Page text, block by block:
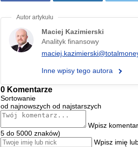
Maciej Kazimierski
Analityk finansowy
Inne wpisy tego autora
0 Komentarze
Sortowanie
od najnowszych od najstarszych
Wpisz
5 do 5000 znaków)
Wpisz imię